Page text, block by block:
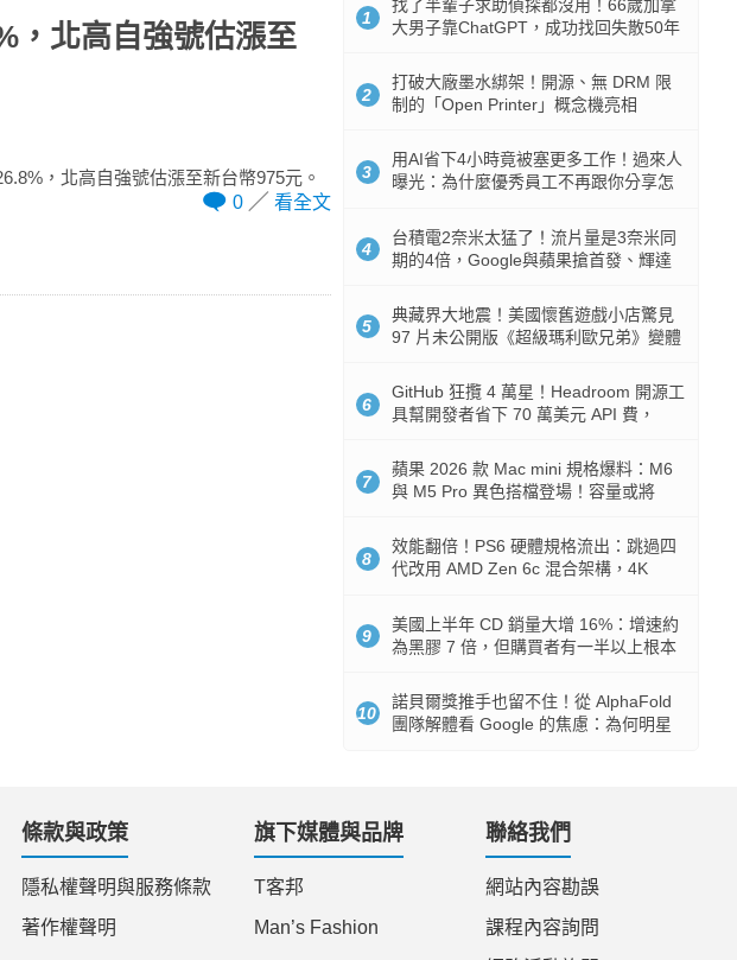
，北高自強號估漲至
，北高自強號估漲至新台幣975元。
0
看全文
1
找了半輩子求助偵探都沒用！66歲加拿
大男子靠ChatGPT，成功找回失散50年
2
打破大廠墨水綁架！開源、無 DRM 限
制的「Open Printer」概念機亮相
3
用AI省下4小時竟被塞更多工作！過來人
曝光：為什麼優秀員工不再跟你分享怎
4
台積電2奈米太猛了！流片量是3奈米同
期的4倍，Google與蘋果搶首發、輝達
5
典藏界大地震！美國懷舊遊戲小店驚見
97 片未公開版《超級瑪利歐兄弟》變體
6
GitHub 狂攬 4 萬星！Headroom 開源工
具幫開發者省下 70 萬美元 API 費，
7
蘋果 2026 款 Mac mini 規格爆料：M6
與 M5 Pro 異色搭檔登場！容量或將
8
效能翻倍！PS6 硬體規格流出：跳過四
代改用 AMD Zen 6c 混合架構，4K
9
美國上半年 CD 銷量大增 16%：增速約
為黑膠 7 倍，但購買者有一半以上根本
10
諾貝爾獎推手也留不住！從 AlphaFold
團隊解體看 Google 的焦慮：為何明星
條款與政策
隱私權聲明與服務條款
著作權聲明
旗下媒體與品牌
T客邦
Man’s Fashion
聯絡我們
網站內容勘誤
課程內容詢問